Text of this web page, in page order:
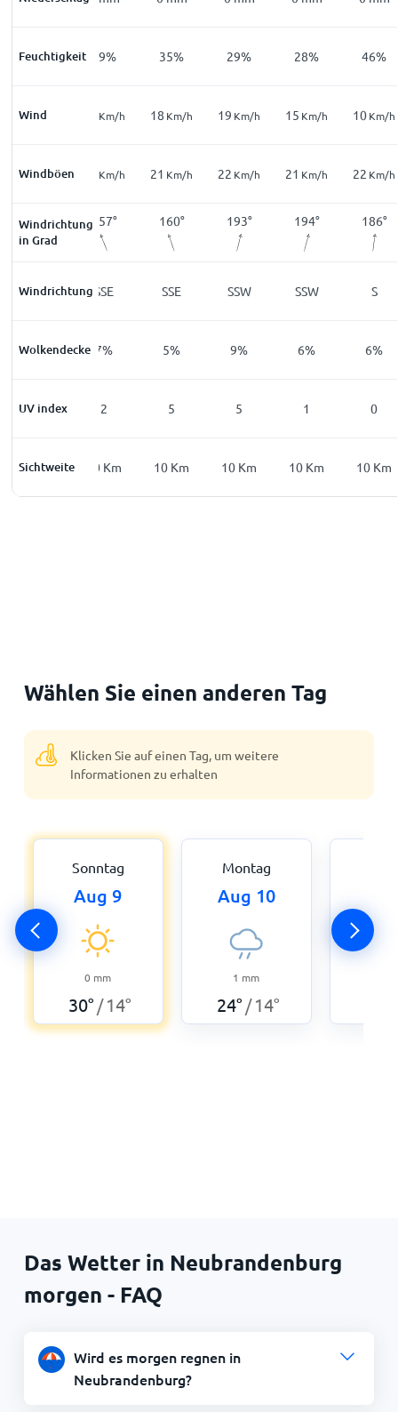
Feuchtigkeit
62% 49% 35% 29% 28% 46%
Wind
13Km/h Km/h 18 Km/h 19 Km/h 15 Km/h 10Km/h
Windböen
28Km/h Km/h 21 Km/h 22 Km/h 21 Km/h 22 Km/h
Windrichtung
in Grad
152° 157° 160° 193° 194° 186°
Windrichtung
SSE SSE SSE SSW SSW S
Wolkendecke
3% 7% 5% 9% 6% 6%
UV index
0 2 5 5 1 0
Sichtweite
10Km 10 Km 10 Km 10 Km 10 Km 10 Km
Wählen Sie einen anderen Tag
Klicken Sie auf einen Tag, um weitere
Informationen zu erhalten
Sonntag
Aug 9
0 mm
30° /14°
Montag
Aug 10
1 mm
24° /14°
Das Wetter in Neubrandenburg
morgen - FAQ
Wird es morgen regnen in
Neubrandenburg?